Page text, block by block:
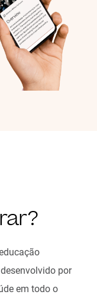
por
em todo o